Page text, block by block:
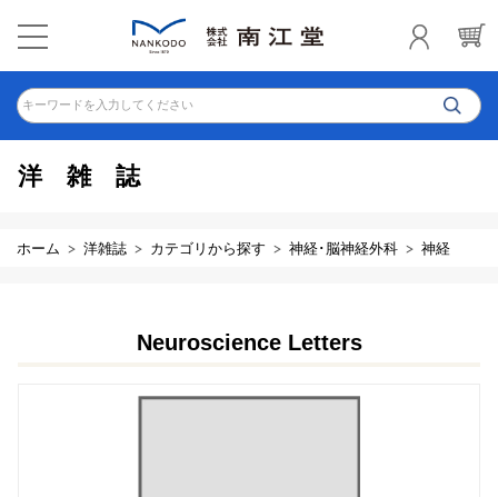
キーワードを入力してください
洋雑誌
ホーム 洋雑誌 カテゴリから探す 神経･脳神経外科 神経
Neuroscience Letters